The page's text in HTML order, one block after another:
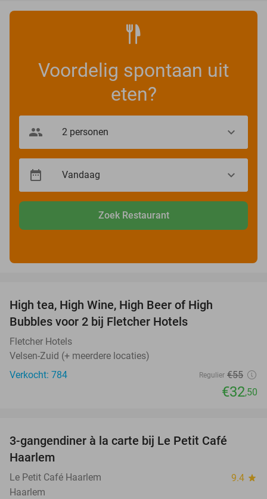
Voordelig spontaan uit
eten?
Zoek Restaurant
High tea, High Wine, High Beer of High
Bubbles voor 2 bij Fletcher Hotels
Fletcher Hotels
Velsen-Zuid (+ meerdere locaties)
Verkocht: 784
Regulier €55
€32,50
3-gangendiner à la carte bij Le Petit Café
Haarlem
Le Petit Café Haarlem 9.4 star
Haarlem